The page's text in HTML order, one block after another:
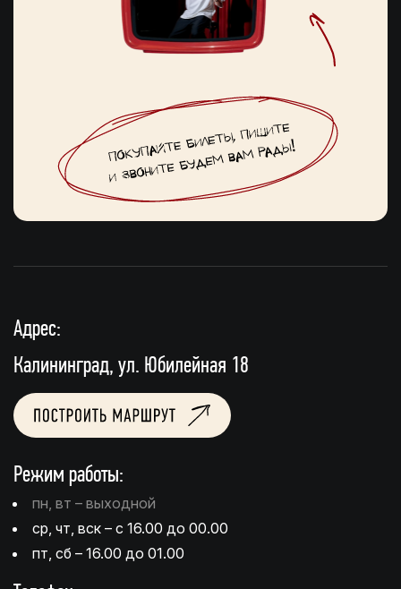
Адрес:
Калининград, ул. Юбилейная 18
Режим работы:
пн, вт – выходной
ср, чт, вск – с 16.00 до 00.00
пт, сб – 16.00 до 01.00